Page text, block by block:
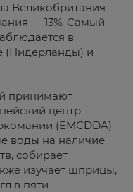
Великобритания —
— 13%. Самый
в
(Нидерланды) и
принимают
центр
(EMCDDA)
воды на наличие
собирает
изучает шприцы,
в пяти